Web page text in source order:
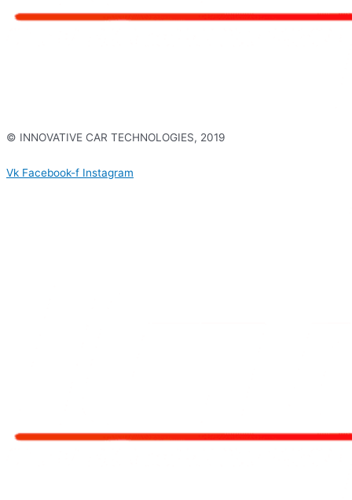
© INNOVATIVE CAR TECHNOLOGIES, 2019
Vk Facebook-f Instagram